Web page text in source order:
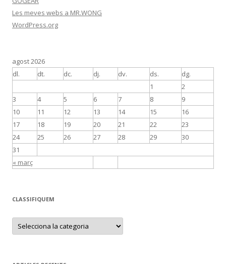
Les meves webs a MR.WONG
WordPress.org
agost 2026
dl.
dt. dc. dj. dv. ds. dg.
« març
1
2
3
4 5 6 7 8
9
10
11 12 13 14 15
16
17
18 19 20 21 22
23
24
25 26 27 28 29
30
31
CLASSIFIQUEM
C
A